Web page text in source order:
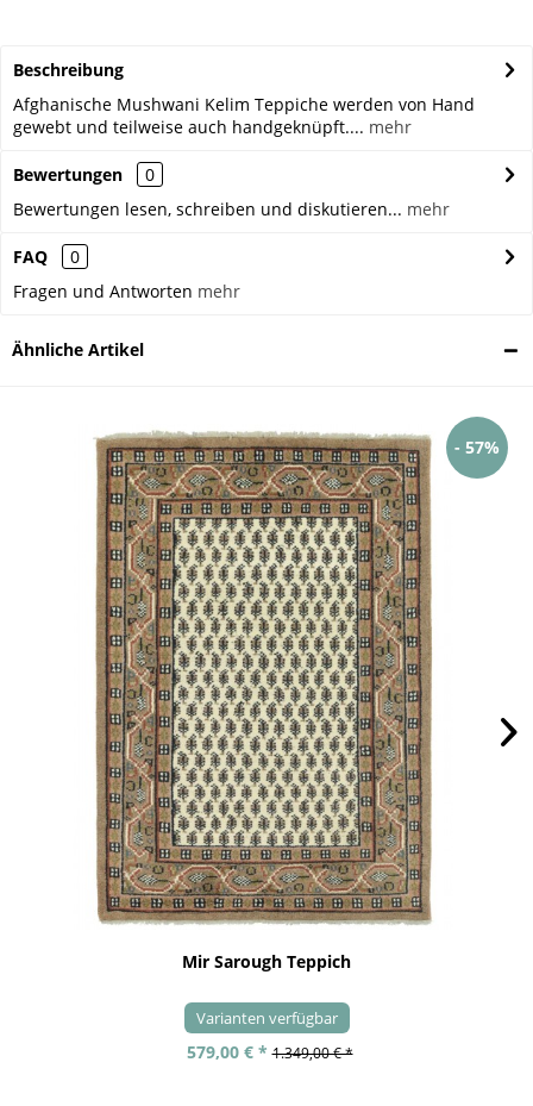
Beschreibung
Afghanische Mushwani Kelim Teppiche werden von Hand
gewebt und teilweise auch handgeknüpft.... mehr
Bewertungen
0
Bewertungen lesen, schreiben und diskutieren... mehr
FAQ
0
Fragen und Antworten mehr
Ähnliche Artikel
- 57%
Mir Sarough Teppich
Varianten verfügbar
579,00 € * 1.349,00 € *